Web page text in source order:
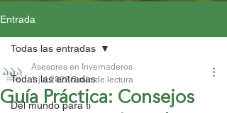
Entrada
Todas las entradas
Del mundo para ti
Todas las entradas
Guía Práctica: Consejos
Asesores en Invernaderos
1 jul 2022 5 min de lectura